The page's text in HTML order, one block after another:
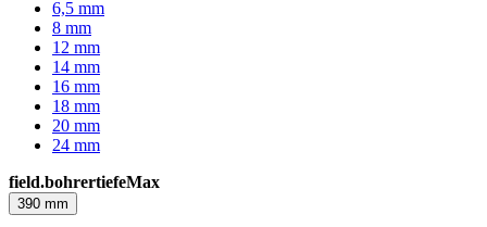
6,5 mm
8 mm
12 mm
14 mm
16 mm
18 mm
20 mm
24 mm
field.bohrertiefeMax
390 mm